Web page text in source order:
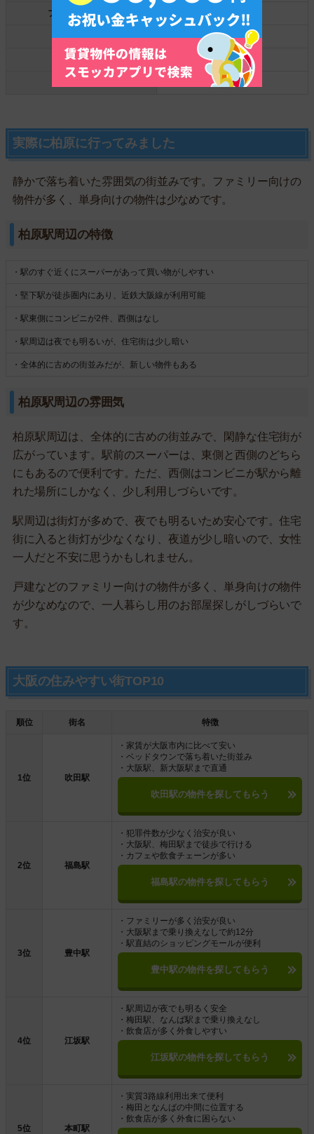
ファミリーマート 1件
ローソン 0件
サンクス 0件
0件
実際に柏原に行ってみました
静かで落ち着いた雰囲気の街並みです。ファミリー向けの
物件が多く、単身向けの物件は少なめです。
柏原駅周辺の特徴
・駅のすぐ近くにスーパーがあって買い物がしやすい
・堅下駅が徒歩圏内にあり、近鉄大阪線が利用可能
・駅東側にコンビニが2件、西側はなし
・駅周辺は夜でも明るいが、住宅街は少し暗い
・全体的に古めの街並みだが、新しい物件もある
柏原駅周辺の雰囲気
柏原駅周辺は、全体的に古めの街並みで、閑静な住宅街が
広がっています。駅前のスーパーは、東側と西側のどちら
にもあるので便利です。ただ、西側はコンビニが駅から離
れた場所にしかなく、少し利用しづらいです。
駅周辺は街灯が多めで、夜でも明るいため安心です。住宅
街に入ると街灯が少なくなり、夜道が少し暗いので、女性
一人だと不安に思うかもしれません。
戸建などのファミリー向けの物件が多く、単身向けの物件
が少なめなので、一人暮らし用のお部屋探しがしづらいで
す。
大阪の住みやすい街TOP10
順位 街名 特徴
1位 吹田駅
・家賃が大阪市内に比べて安い
・ベッドタウンで落ち着いた街並み
・大阪駅、新大阪駅まで直通
吹田駅の物件を探してもらう
2位 福島駅
・犯罪件数が少なく治安が良い
・大阪駅、梅田駅まで徒歩で行ける
・カフェや飲食チェーンが多い
福島駅の物件を探してもらう
3位 豊中駅
・ファミリーが多く治安が良い
・大阪駅まで乗り換えなしで約12分
・駅直結のショッピングモールが便利
豊中駅の物件を探してもらう
4位 江坂駅
・駅周辺が夜でも明るく安全
・梅田駅、なんば駅まで乗り換えなし
・飲食店が多く外食しやすい
江坂駅の物件を探してもらう
5位 本町駅
・実質3路線利用出来て便利
・梅田となんばの中間に位置する
・飲食店が多く外食に困らない